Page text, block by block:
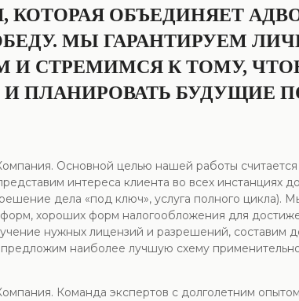
ОБЪЕДИНЯЕТ
МЫ ГАРАНТИРУЕМ
И СТРЕМИМСЯ К ТОМУ,
ПЛАНИРОВАТЬ БУДУЩИЕ
Основной целью нашей работы считается
интереса клиента во всех инстанциях
дела «под ключ», услуга полного цикла).
хороших форм налогообложения для
нужных лицензий и разрешений,
наиболее лучшую схему
Команда экспертов с долголетним